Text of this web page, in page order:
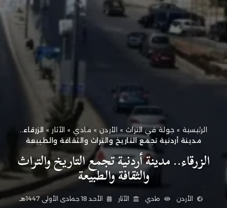
الرئيسية » جولة في التراث » الأردن » مادي » الآثار »
الزرقاء..
مدينة أردنية تجمع التاريخ والتراث والثقافة والطبيعة
الزرقاء.. مدينة أردنية تجمع التاريخ والتراث
والثقافة والطبيعة
الأردن مادي الآثار الأحد 18 جمادى الأولى 1447هـ